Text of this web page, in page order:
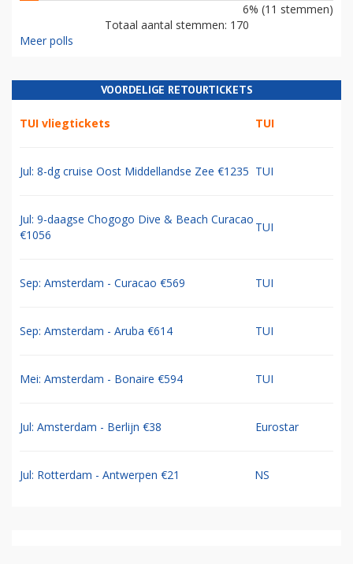
6% (11 stemmen)
Totaal aantal stemmen: 170
Meer polls
VOORDELIGE RETOURTICKETS
TUI vliegtickets TUI
Jul: 8-dg cruise Oost Middellandse Zee €1235 TUI
Jul: 9-daagse Chogogo Dive & Beach Curacao
€1056
TUI
Sep: Amsterdam - Curacao €569 TUI
Sep: Amsterdam - Aruba €614 TUI
Mei: Amsterdam - Bonaire €594 TUI
Jul: Amsterdam - Berlijn €38 Eurostar
Jul: Rotterdam - Antwerpen €21 NS